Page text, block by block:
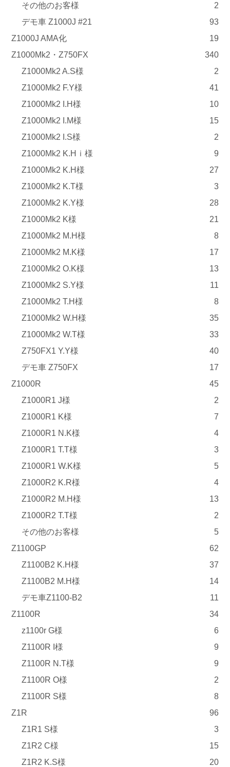
その他のお客様
2
デモ車 Z1000J #21
93
Z1000J AMA化
19
Z1000Mk2・Z750FX
340
Z1000Mk2 A.S様
2
Z1000Mk2 F.Y様
41
Z1000Mk2 I.H様
10
Z1000Mk2 I.M様
15
Z1000Mk2 I.S様
2
Z1000Mk2 K.Hｉ様
9
Z1000Mk2 K.H様
27
Z1000Mk2 K.T様
3
Z1000Mk2 K.Y様
28
Z1000Mk2 K様
21
Z1000Mk2 M.H様
8
Z1000Mk2 M.K様
17
Z1000Mk2 O.K様
13
Z1000Mk2 S.Y様
11
Z1000Mk2 T.H様
8
Z1000Mk2 W.H様
35
Z1000Mk2 W.T様
33
Z750FX1 Y.Y様
40
デモ車 Z750FX
17
Z1000R
45
Z1000R1 J様
2
Z1000R1 K様
7
Z1000R1 N.K様
4
Z1000R1 T.T様
3
Z1000R1 W.K様
5
Z1000R2 K.R様
4
Z1000R2 M.H様
13
Z1000R2 T.T様
2
その他のお客様
5
Z1100GP
62
Z1100B2 K.H様
37
Z1100B2 M.H様
14
デモ車Z1100-B2
11
Z1100R
34
z1100r G様
6
Z1100R I様
9
Z1100R N.T様
9
Z1100R O様
2
Z1100R S様
8
Z1R
96
Z1R1 S様
3
Z1R2 C様
15
Z1R2 K.S様
20